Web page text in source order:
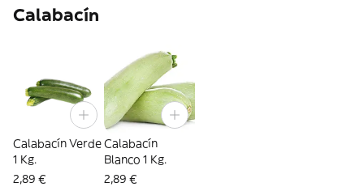
Calabacín
Calabacín Verde
1 Kg.
2,89 €
Calabacín
Blanco 1 Kg.
2,89 €